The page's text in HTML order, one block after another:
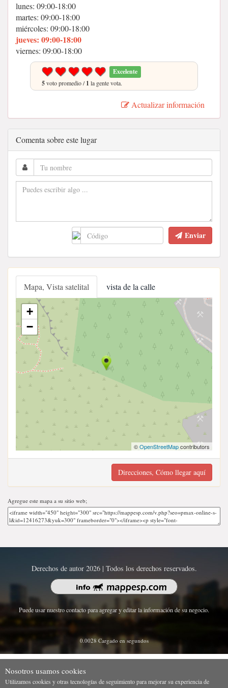
lunes: 09:00-18:00
martes: 09:00-18:00
miércoles: 09:00-18:00
jueves: 09:00-18:00
viernes: 09:00-18:00
Excelente
5voto promedio /1 la gente vota.
Actualizar información
Comenta sobre este lugar
Enviar
Mapa, Vista satelital vista de la calle
+
−
©OpenStreetMapcontributors
Direcciones, Cómo llegar aquí
Agregue este mapa a su sitio web;
Derechos de autor 2026 | Todos los derechos reservados.
Puede usar nuestro contacto para agregar y editar la información de su negocio.
0.0028 Cargado en segundos
Nosotros usamos cookies
Utilizamos cookies y otras tecnologías de seguimiento para mejorar su experiencia de